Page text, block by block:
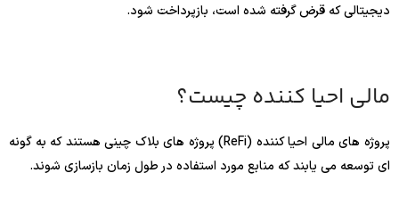
دیجیتالی که قرض گرفته شده است، بازپرداخت شود.
مالی احیا کننده چیست؟
پروژه های مالی احیا کننده (ReFi) پروژه های بلاک چینی هستند که به گونه
ای توسعه می یابند که منابع مورد استفاده در طول زمان بازسازی شوند.